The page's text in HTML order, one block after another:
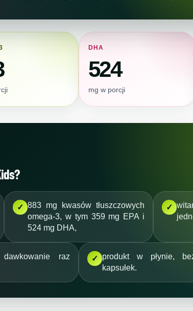
DHA
524
mg w porcji
✓ 883 mg kwasów tłuszczowych
omega-3, w tym 359 mg EPA i
524 mg DHA,
✓
raz
✓ produkt w płynie,
kapsułek.